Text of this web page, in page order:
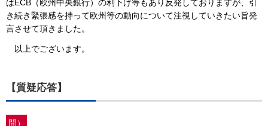
はECB（欧州中央銀行）の利下げ等もあり反発しておりますが、引
き続き緊張感を持って欧州等の動向について注視していきたい旨発
言させて頂きました。
以上でございます。
【質疑応答】
問）